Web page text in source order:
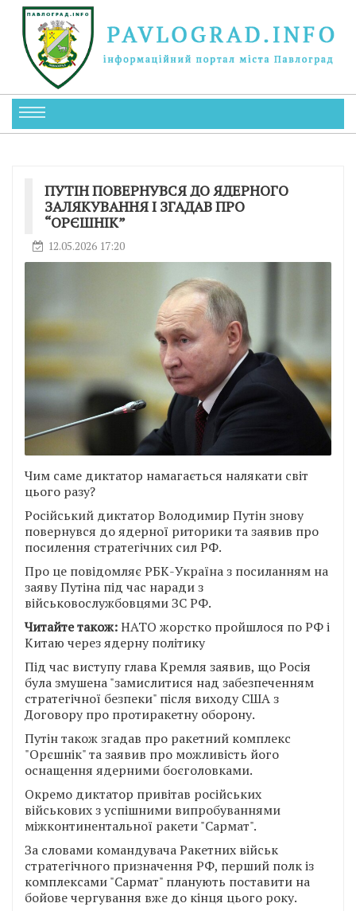
ПУТІН ПОВЕРНУВСЯ ДО ЯДЕРНОГО
ЗАЛЯКУВАННЯ І ЗГАДАВ ПРО
“ОРЄШНІК”
12.05.2026 17:20
Чим саме диктатор намагається налякати світ
цього разу?
Російський диктатор Володимир Путін знову
повернувся до ядерної риторики та заявив про
посилення стратегічних сил РФ.
Про це повідомляє РБК-Україна з посиланням на
заяву Путіна під час наради з
військовослужбовцями ЗС РФ.
Читайте також:НАТО жорстко пройшлося по РФ і
Китаю через ядерну політику
Під час виступу глава Кремля заявив, що Росія
була змушена "замислитися над забезпеченням
стратегічної безпеки" після виходу США з
Договору про протиракетну оборону.
Путін також згадав про ракетний комплекс
"Орєшнік" та заявив про можливість його
оснащення ядерними боєголовками.
Окремо диктатор привітав російських
військових з успішними випробуваннями
міжконтинентальної ракети "Сармат".
За словами командувача Ракетних військ
стратегічного призначення РФ, перший полк із
комплексами "Сармат" планують поставити на
бойове чергування вже до кінця цього року.